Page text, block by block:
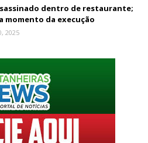
dentro de restaurante;
momento da execução
2025